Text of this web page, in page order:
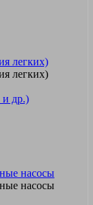
легких)
легких)
др.)
насосы
насосы